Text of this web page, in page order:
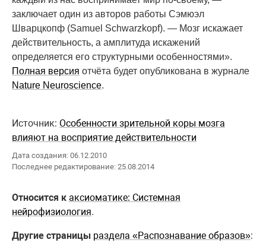
заключает один из авторов работы Сэмюэл
Шварцкопф (Samuel Schwarzkopf). — Мозг искажает
действительность, а амплитуда искажений
определяется его структурными особенностями».
Полная версия отчёта будет опубликована в журнале
Nature Neuroscience.
Источник: Особенности зрительной коры мозга
влияют на восприятие действительности
Дата создания: 06.12.2010
Последнее редактирование: 25.08.2014
Относится к аксиоматике: Системная
нейрофизиология.
Другие страницы раздела «Распознавание образов»: